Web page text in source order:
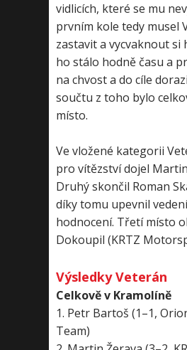
vidlicích, které se mu
prvním kole tedy musel
zastavit a vycvaknout si
ho stálo hodně času a
na chvost a do cíle
součtu z toho bylo
místo.
Ve vložené kategorii
pro vítězství dojel
Druhý skončil Roman
díky tomu upevnil
hodnocení. Třetí místo
Dokoupil (KRTZ
Výsledky Veterán
Celkově v Kramolíně
1. Petr Bartoš (1–1,
Team)